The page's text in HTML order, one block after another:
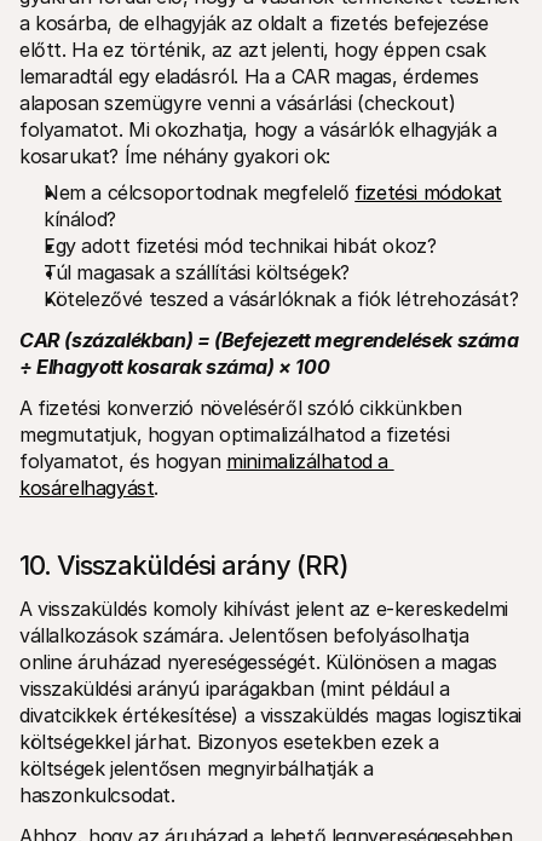
a kosárba, de elhagyják az oldalt a fizetés befejezése
előtt. Ha ez történik, az azt jelenti, hogy éppen csak
lemaradtál egy eladásról. Ha a CAR magas, érdemes
alaposan szemügyre venni a vásárlási (checkout)
folyamatot. Mi okozhatja, hogy a vásárlók elhagyják a
kosarukat? Íme néhány gyakori ok:
Nem a célcsoportodnak megfelelő fizetési módokat
kínálod?
Egy adott fizetési mód technikai hibát okoz?
Túl magasak a szállítási költségek?
Kötelezővé teszed a vásárlóknak a fiók létrehozását?
CAR (százalékban) = (Befejezett megrendelések száma
÷ Elhagyott kosarak száma) × 100
A fizetési konverzió növeléséről szóló cikkünkben
megmutatjuk, hogyan optimalizálhatod a fizetési
folyamatot, és hogyan minimalizálhatod a
kosárelhagyást.
10. Visszaküldési arány (RR)
A visszaküldés komoly kihívást jelent az e-kereskedelmi
vállalkozások számára. Jelentősen befolyásolhatja
online áruházad nyereségességét. Különösen a magas
visszaküldési arányú iparágakban (mint például a
divatcikkek értékesítése) a visszaküldés magas logisztikai
költségekkel járhat. Bizonyos esetekben ezek a
költségek jelentősen megnyirbálhatják a
haszonkulcsodat.